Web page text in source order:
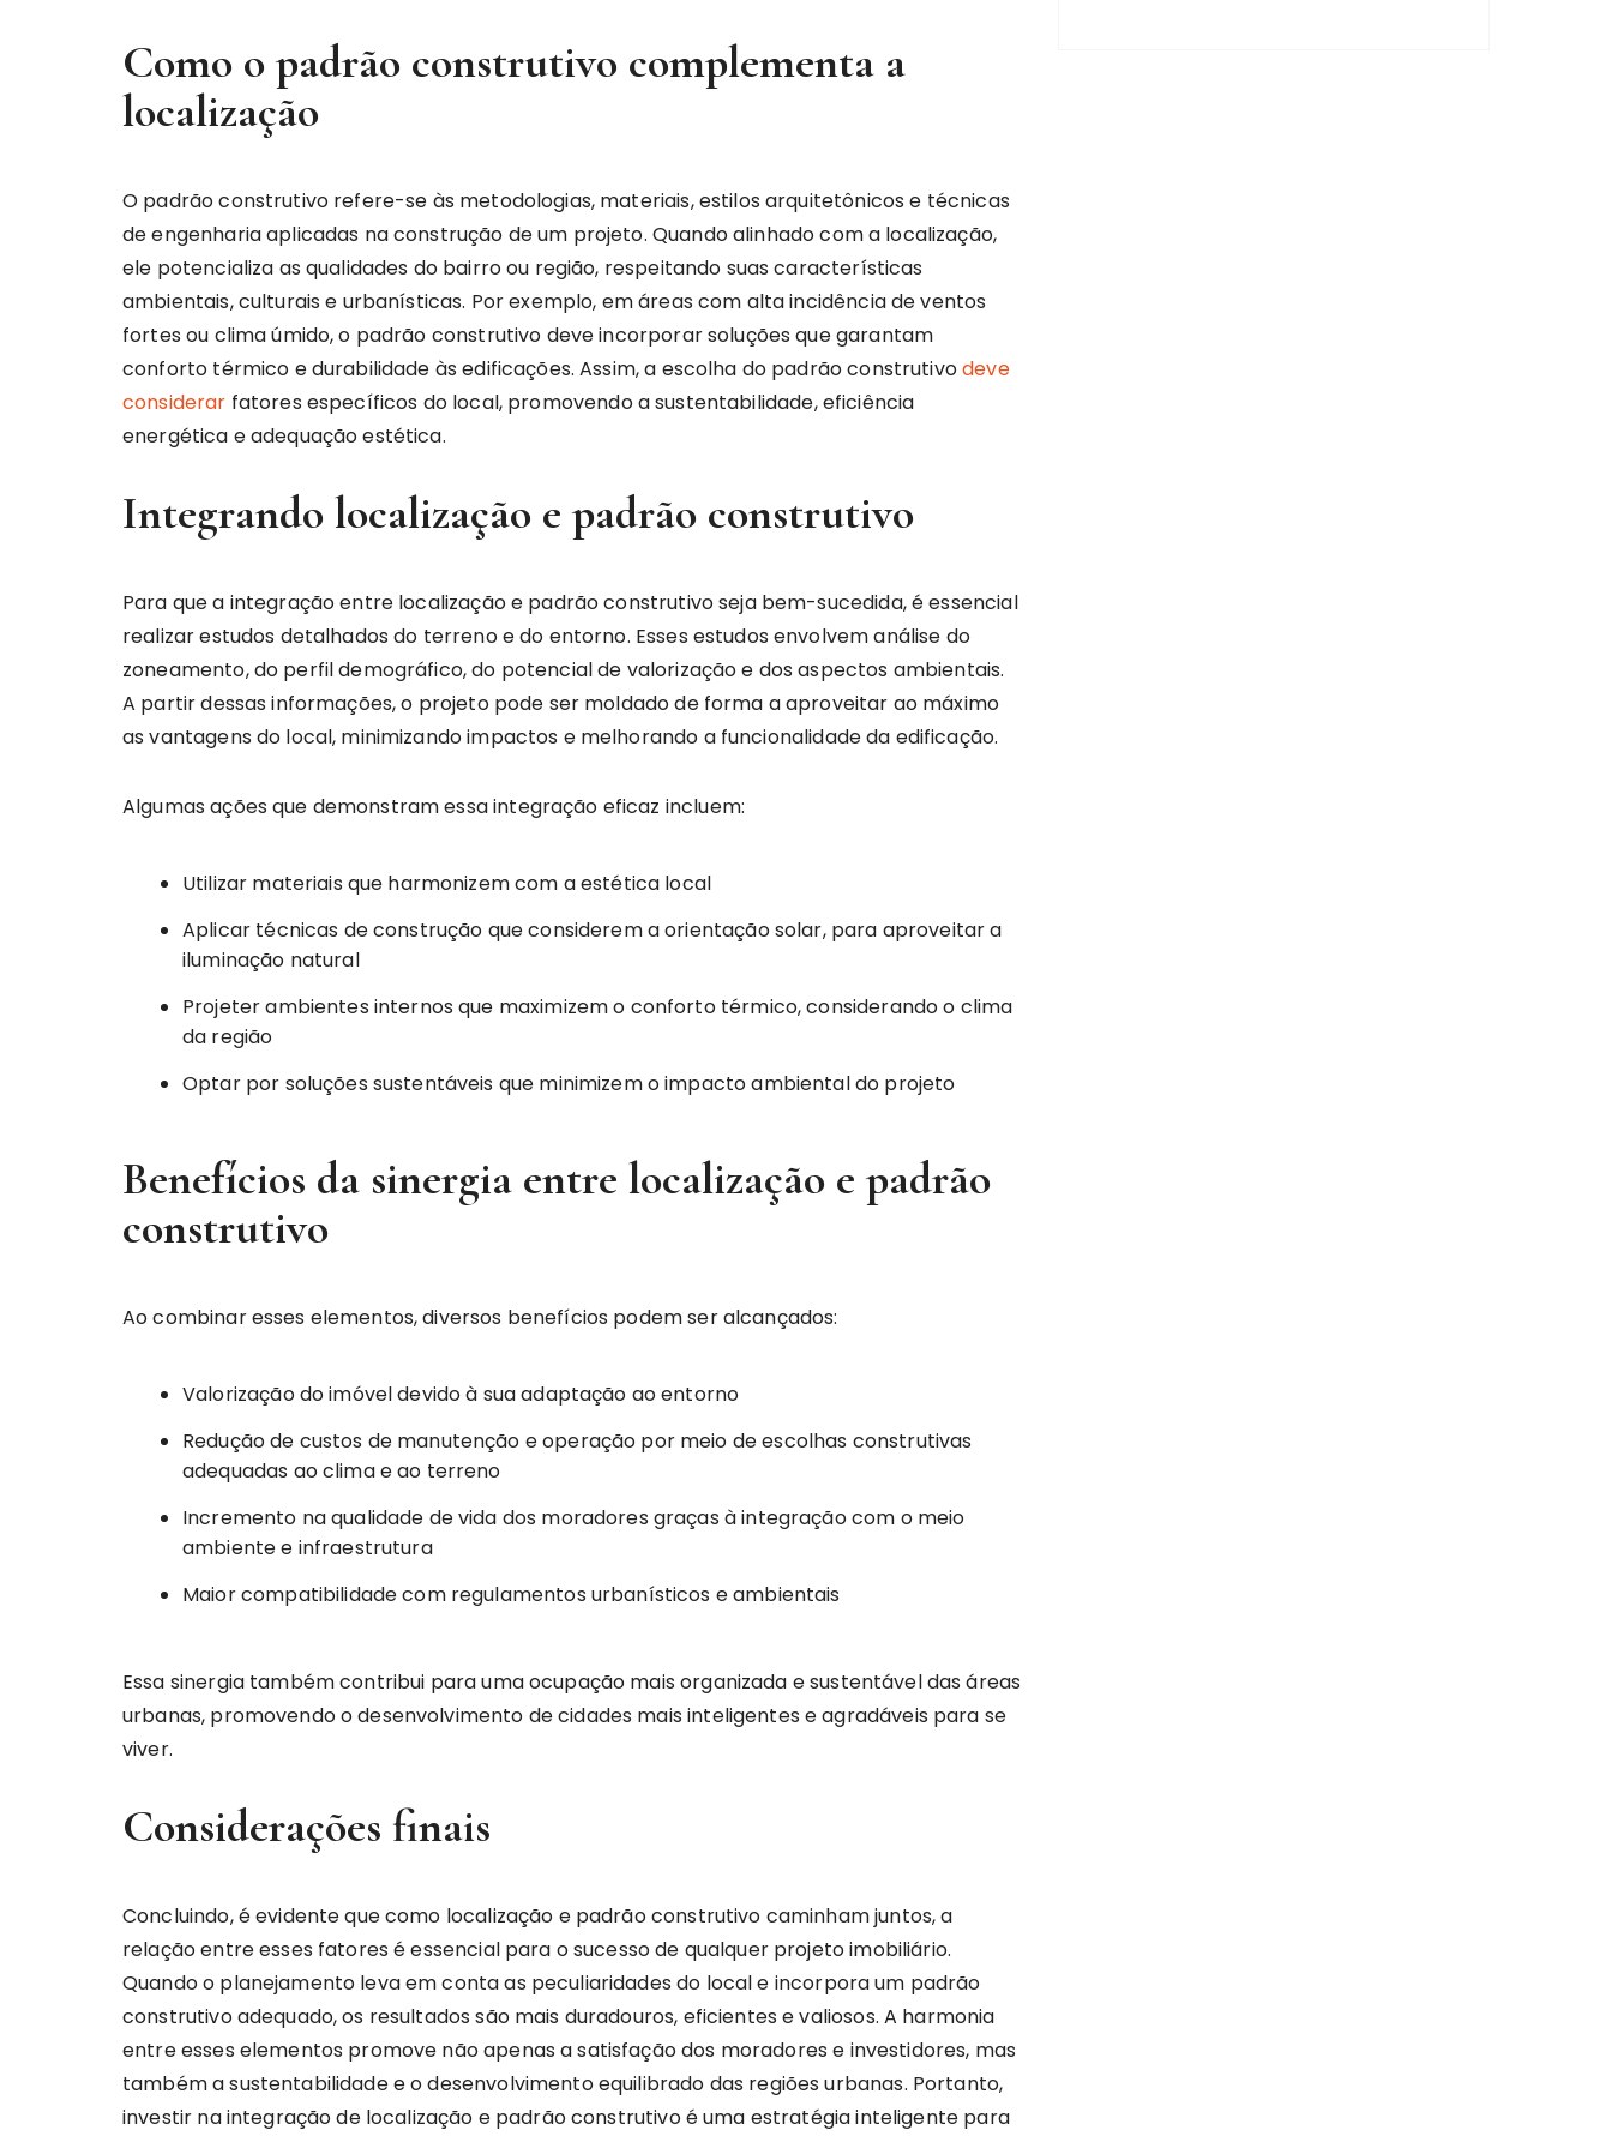
Como o padrão construtivo complementa a
localização
O padrão construtivo refere-se às metodologias, materiais, estilos arquitetônicos e técnicas
de engenharia aplicadas na construção de um projeto. Quando alinhado com a localização,
ele potencializa as qualidades do bairro ou região, respeitando suas características
ambientais, culturais e urbanísticas. Por exemplo, em áreas com alta incidência de ventos
fortes ou clima úmido, o padrão construtivo deve incorporar soluções que garantam
conforto térmico e durabilidade às edificações. Assim, a escolha do padrão construtivodeve
considerar fatores específicos do local, promovendo a sustentabilidade, eficiência
energética e adequação estética.
Integrando localização e padrão construtivo
Para que a integração entre localização e padrão construtivo seja bem-sucedida, é essencial
realizar estudos detalhados do terreno e do entorno. Esses estudos envolvem análise do
zoneamento, do perfil demográfico, do potencial de valorização e dos aspectos ambientais.
A partir dessas informações, o projeto pode ser moldado de forma a aproveitar ao máximo
as vantagens do local, minimizando impactos e melhorando a funcionalidade da edificação.
Algumas ações que demonstram essa integração eficaz incluem:
Utilizar materiais que harmonizem com a estética local
Aplicar técnicas de construção que considerem a orientação solar, para aproveitar a
iluminação natural
Projeter ambientes internos que maximizem o conforto térmico, considerando o clima
da região
Optar por soluções sustentáveis que minimizem o impacto ambiental do projeto
Benefícios da sinergia entre localização e padrão
construtivo
Ao combinar esses elementos, diversos benefícios podem ser alcançados:
Valorização do imóvel devido à sua adaptação ao entorno
Redução de custos de manutenção e operação por meio de escolhas construtivas
adequadas ao clima e ao terreno
Incremento na qualidade de vida dos moradores graças à integração com o meio
ambiente e infraestrutura
Maior compatibilidade com regulamentos urbanísticos e ambientais
Essa sinergia também contribui para uma ocupação mais organizada e sustentável das áreas
urbanas, promovendo o desenvolvimento de cidades mais inteligentes e agradáveis para se
viver.
Considerações finais
Concluindo, é evidente que como localização e padrão construtivo caminham juntos, a
relação entre esses fatores é essencial para o sucesso de qualquer projeto imobiliário.
Quando o planejamento leva em conta as peculiaridades do local e incorpora um padrão
construtivo adequado, os resultados são mais duradouros, eficientes e valiosos. A harmonia
entre esses elementos promove não apenas a satisfação dos moradores e investidores, mas
também a sustentabilidade e o desenvolvimento equilibrado das regiões urbanas. Portanto,
investir na integração de localização e padrão construtivo é uma estratégia inteligente para